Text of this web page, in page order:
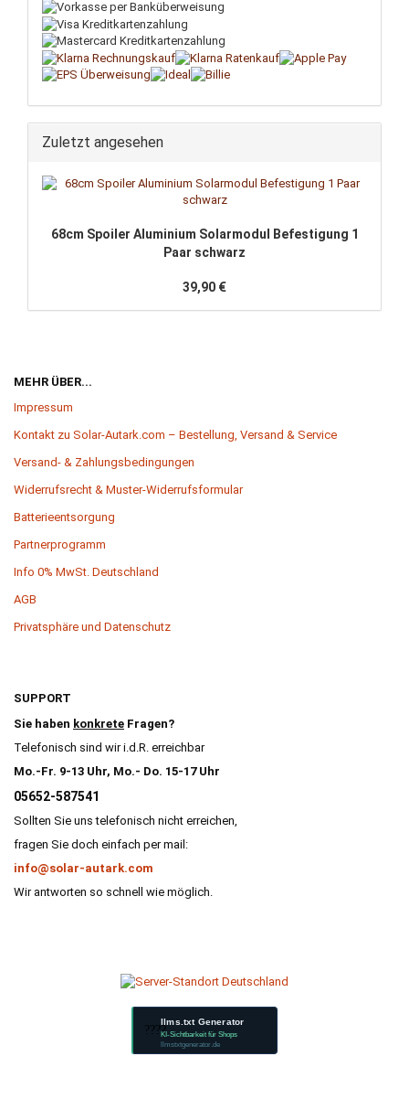
Zuletzt angesehen
68cm Spoiler Aluminium Solarmodul Befestigung 1
Paar schwarz
39,90 €
MEHR ÜBER...
Impressum
Kontakt zu Solar-Autark.com – Bestellung, Versand & Service
Versand- & Zahlungsbedingungen
Widerrufsrecht & Muster-Widerrufsformular
Batterieentsorgung
Partnerprogramm
Info 0% MwSt. Deutschland
AGB
Privatsphäre und Datenschutz
SUPPORT
Sie haben konkrete Fragen?
Telefonisch sind wir i.d.R. erreichbar
Mo.-Fr. 9-13 Uhr, Mo.- Do. 15-17 Uhr
05652-587541
Sollten Sie uns telefonisch nicht erreichen,
fragen Sie doch einfach per mail:
info@solar-autark.com
Wir antworten so schnell wie möglich.
????
llms.txt Generator
KI-Sichtbarkeit für Shops
llmstxtgenerator.de